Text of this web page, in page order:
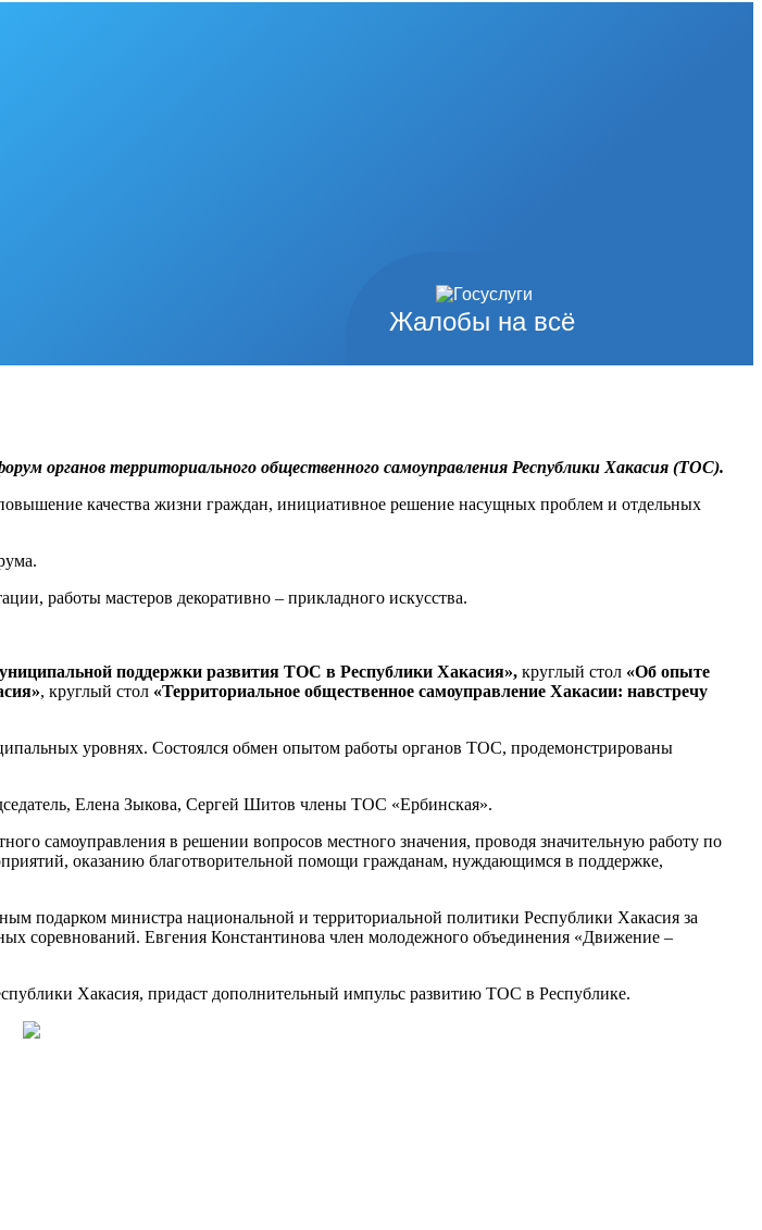
Жалобы на всё
органов территориального общественного самоуправления Республики Хакасия (ТОС).
качества жизни граждан, инициативное решение насущных проблем и отдельных
работы мастеров декоративно – прикладного искусства.
поддержки развития ТОС в Республики Хакасия», круглый стол «Об опыте
, круглый стол «Территориальное общественное самоуправление Хакасии: навстречу
уровнях. Состоялся обмен опытом работы органов ТОС, продемонстрированы
Елена Зыкова, Сергей Шитов члены ТОС «Ербинская».
самоуправления в решении вопросов местного значения, проводя значительную работу по
оказанию благотворительной помощи гражданам, нуждающимся в поддержке,
подарком министра национальной и территориальной политики Республики Хакасия за
соревнований. Евгения Константинова член молодежного объединения «Движение –
Хакасия, придаст дополнительный импульс развитию ТОС в Республике.